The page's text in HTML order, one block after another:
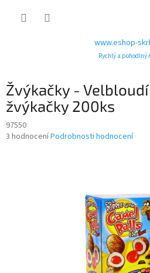
www.eshop-
Rychlý a pohodlný
Žvýkačky -
žvýkačky 200ks
97550
Průměrné
3 hodnoceníPodrobnosti hodnocení